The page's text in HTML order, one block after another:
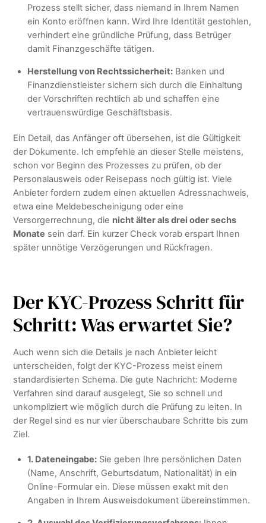
Prozess stellt sicher, dass niemand in Ihrem Namen
ein Konto eröffnen kann. Wird Ihre Identität gestohlen,
verhindert eine gründliche Prüfung, dass Betrüger
damit Finanzgeschäfte tätigen.
Herstellung von Rechtssicherheit:Banken und
Finanzdienstleister sichern sich durch die Einhaltung
der Vorschriften rechtlich ab und schaffen eine
vertrauenswürdige Geschäftsbasis.
Ein Detail, das Anfänger oft übersehen, ist die Gültigkeit
der Dokumente. Ich empfehle an dieser Stelle meistens,
schon vor Beginn des Prozesses zu prüfen, ob der
Personalausweis oder Reisepass noch gültig ist. Viele
Anbieter fordern zudem einen aktuellen Adressnachweis,
etwa eine Meldebescheinigung oder eine
Versorgerrechnung, die nicht älter als drei oder sechs
Monate sein darf. Ein kurzer Check vorab erspart Ihnen
später unnötige Verzögerungen und Rückfragen.
Der KYC-Prozess Schritt für
Schritt: Was erwartet Sie?
Auch wenn sich die Details je nach Anbieter leicht
unterscheiden, folgt der KYC-Prozess meist einem
standardisierten Schema. Die gute Nachricht: Moderne
Verfahren sind darauf ausgelegt, Sie so schnell und
unkompliziert wie möglich durch die Prüfung zu leiten. In
der Regel sind es nur vier überschaubare Schritte bis zum
Ziel.
1. Dateneingabe:Sie geben Ihre persönlichen Daten
(Name, Anschrift, Geburtsdatum, Nationalität) in ein
Online-Formular ein. Diese müssen exakt mit den
Angaben in Ihrem Ausweisdokument übereinstimmen.